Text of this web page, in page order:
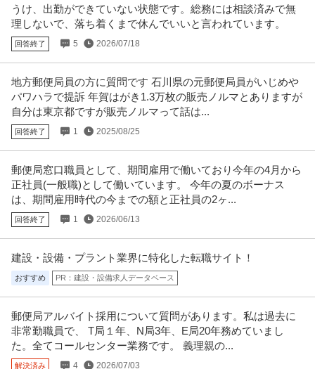
うけ、出勤ができていない状態です。総務には相談済みで無
理しないで、落ち着くまで休んでいいと言われています。
回答終了 5 2026/07/18
地方郵便局員の方に質問です 石川県の元郵便局員がいじめや
パワハラで提訴 年賀はがき1.3万枚の販売ノルマとありますが
自分は東京都ですが販売ノルマって話は...
回答終了 1 2025/08/25
郵便局窓口職員として、期間雇用で働いており今年の4月から
正社員(一般職)として働いています。 今年の夏のボーナス
は、期間雇用時代の今までの額と正社員の2ヶ...
回答終了 1 2026/06/13
建設・設備・プラント業界に特化した転職サイト！
おすすめ PR：建設・設備求人データベース
郵便局アルバイト採用について質問があります。私は過去に
非常勤職員で、 T局１年、N局3年、E局20年務めていまし
た。全てコールセンター業務です。 義理親の...
解決済み 4 2026/07/03